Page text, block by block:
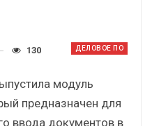
ДЕЛОВОЕ ПО
130
модуль
предназначен для
ввода документов в